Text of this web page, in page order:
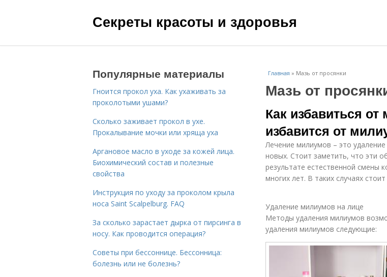
Секреты красоты и здоровья
Главная » Мазь от просянки
Мазь от
Как избавиться
избавится от
Лечение милиумов – это
новых. Стоит заметить, что эти
результате естественной смены
многих лет. В таких случаях
Удаление милиумов на лице
Методы удаления милиумов
удаления милиумов следующие:
Популярные материалы
Гноится прокол уха. Как ухаживать за
проколотыми ушами?
Сколько заживает прокол в ухе.
Прокалывание мочки или хряща уха
Аргановое масло в уходе за кожей лица.
Биохимический состав и полезные
свойства
Инструкция по уходу за проколом крыла
носа Saint Scalpelburg. FAQ
За сколько зарастает дырка от пирсинга в
носу. Как проводится операция?
Советы при бессоннице. Бессонница:
болезнь или не болезнь?